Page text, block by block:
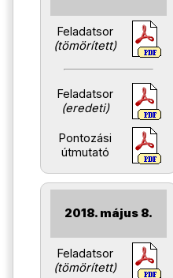
Feladatsor
(tömörített)
Feladatsor
(eredeti)
Pontozási
útmutató
2018. május 8.
Feladatsor
(tömörített)